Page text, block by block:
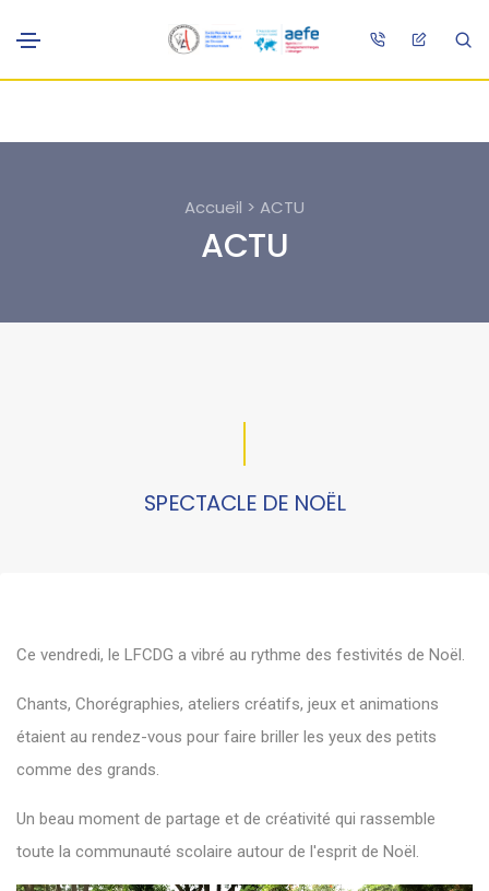
Accueil > ACTU
ACTU
SPECTACLE DE NOËL
Ce vendredi, le LFCDG a vibré au rythme des festivités de Noël.
Chants, Chorégraphies, ateliers créatifs, jeux et animations
étaient au rendez-vous pour faire briller les yeux des petits
comme des grands.
Un beau moment de partage et de créativité qui rassemble
toute la communauté scolaire autour de l'esprit de Noël.